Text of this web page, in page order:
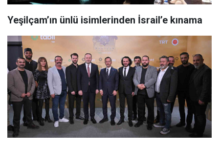
Yeşilçam’ın ünlü isimlerinden İsrail’e kınama